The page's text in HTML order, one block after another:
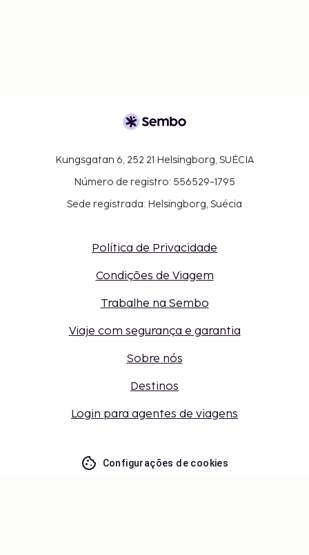
Kungsgatan 6, 252 21 Helsingborg, SUÉCIA
Número de registro: 556529-1795
Sede registrada: Helsingborg, Suécia
Política de Privacidade
Condições de Viagem
Trabalhe na Sembo
Viaje com segurança e garantia
Sobre nós
Destinos
Login para agentes de viagens
Configurações de cookies